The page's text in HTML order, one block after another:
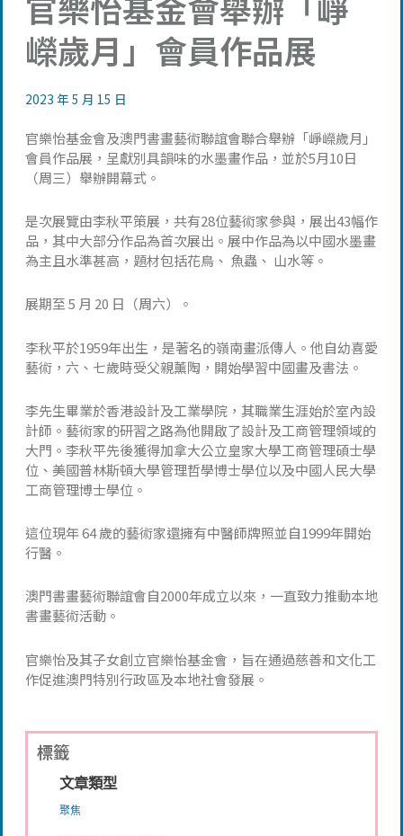
嶸歲月」會員作品展
2023 年 5 月 15 日
官樂怡基金會及澳門書畫藝術聯誼會聯合舉辦「崢嶸歲月」
會員作品展，呈獻別具韻味的水墨畫作品，並於5月10日
（周三）舉辦開幕式。
是次展覽由李秋平策展，共有28位藝術家參與，展出43幅作
品，其中大部分作品為首次展出。展中作品為以中國水墨畫
為主且水準甚高，題材包括花鳥、 魚蟲、 山水等。
展期至 5 月 20 日（周六）。
李秋平於1959年出生，是著名的嶺南畫派傳人。他自幼喜愛
藝術，六、七歲時受父親薰陶，開始學習中國畫及書法。
李先生畢業於香港設計及工業學院，其職業生涯始於室內設
計師。藝術家的研習之路為他開啟了設計及工商管理領域的
大門。李秋平先後獲得加拿大公立皇家大學工商管理碩士學
位、美國普林斯頓大學管理哲學博士學位以及中國人民大學
工商管理博士學位。
這位現年 64 歲的藝術家還擁有中醫師牌照並自1999年開始
行醫。
澳門書畫藝術聯誼會自2000年成立以來，一直致力推動本地
書畫藝術活動。
官樂怡及其子女創立官樂怡基金會，旨在通過慈善和文化工
作促進澳門特別行政區及本地社會發展。
標籤
文章類型
聚焦